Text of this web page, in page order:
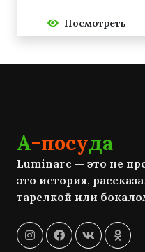
Посмотреть
А-посуда
Luminarc — это не
это история,
тарелкой или